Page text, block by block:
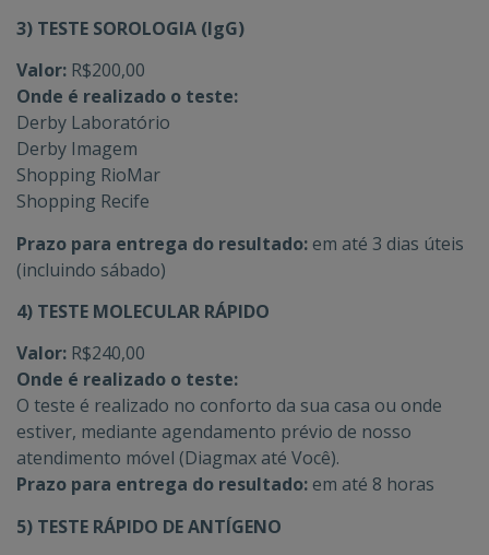
3) TESTE SOROLOGIA (IgG)
Valor: R$200,00
Onde é realizado o teste:
Derby Laboratório
Derby Imagem
Shopping RioMar
Shopping Recife
Prazo para entrega do resultado: em até 3 dias úteis
(incluindo sábado)
4) TESTE MOLECULAR RÁPIDO
Valor: R$240,00
Onde é realizado o teste:
O teste é realizado no conforto da sua casa ou onde
estiver, mediante agendamento prévio de nosso
atendimento móvel (Diagmax até Você).
Prazo para entrega do resultado: em até 8 horas
5) TESTE RÁPIDO DE ANTÍGENO